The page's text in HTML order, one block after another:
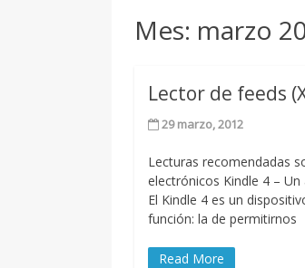
Mes: marzo
Lector de feeds
29 marzo, 2012
Lecturas recomendadas
electrónicos Kindle 4 –
El Kindle 4 es un
función: la de permitirnos
Read More